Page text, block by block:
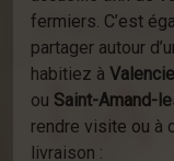
fermiers. C’est
partager autour
habitiez à
ou Saint-Amand-
rendre visite ou à
livraison :